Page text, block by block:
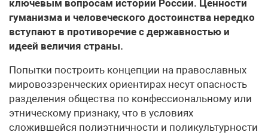
ключевым вопросам истории России. Ценности
гуманизма и человеческого достоинства нередко
вступают в противоречие с державностью и
идеей величия страны.
Попытки построить концепции на православных
мировоззренческих ориентирах несут опасность
разделения общества по конфессиональному или
этническому признаку, что в условиях
сложившейся полиэтничности и поликультурности